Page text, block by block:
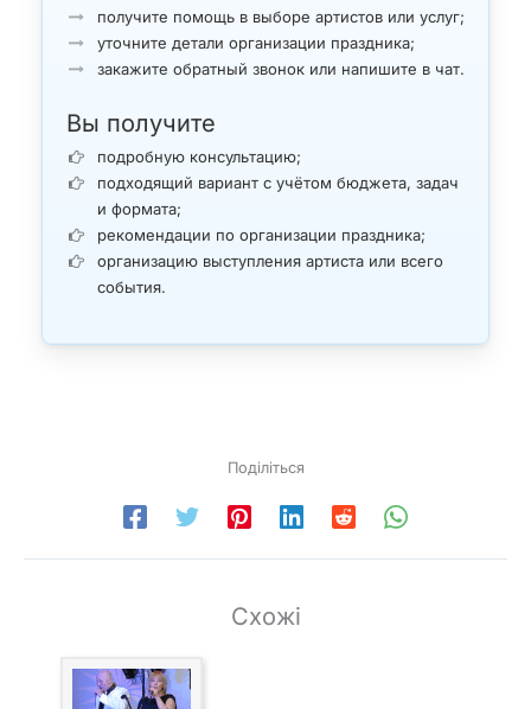
получите помощь в выборе артистов или услуг;
уточните детали организации праздника;
закажите обратный звонок или напишите в чат.
Вы получите
подробную консультацию;
подходящий вариант с учётом бюджета, задач
и формата;
рекомендации по организации праздника;
организацию выступления артиста или всего
события.
Поділіться
Схожі